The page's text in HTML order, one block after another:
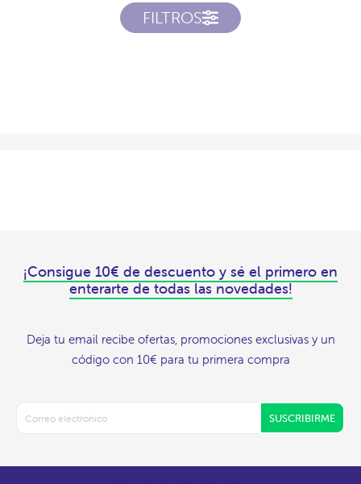
FILTROS
¡Consigue 10€ de descuento y sé el primero en
enterarte de todas las novedades!
Deja tu email recibe ofertas, promociones exclusivas y un
código con 10€ para tu primera compra
SUSCRIBIRME